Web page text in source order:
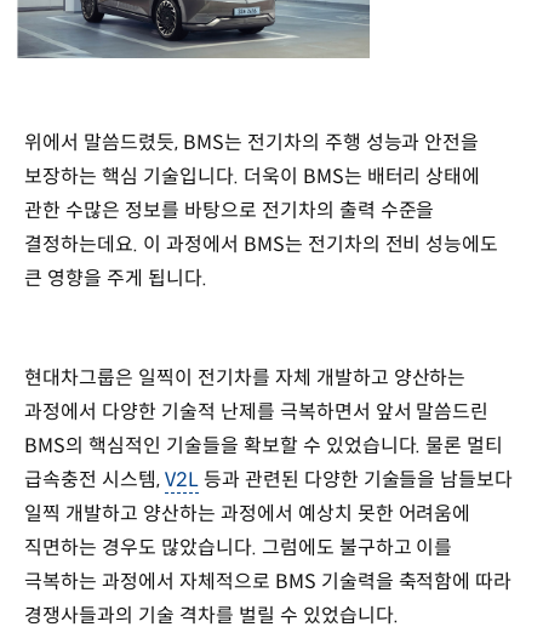
위에서 말씀드렸듯, BMS는 전기차의 주행 성능과 안전을
보장하는 핵심 기술입니다. 더욱이 BMS는 배터리 상태에
관한 수많은 정보를 바탕으로 전기차의 출력 수준을
결정하는데요. 이 과정에서 BMS는 전기차의 전비 성능에도
큰 영향을 주게 됩니다.
현대차그룹은 일찍이 전기차를 자체 개발하고 양산하는
과정에서 다양한 기술적 난제를 극복하면서 앞서 말씀드린
BMS의 핵심적인 기술들을 확보할 수 있었습니다. 물론 멀티
급속충전 시스템,V2L등과 관련된 다양한 기술들을 남들보다
일찍 개발하고 양산하는 과정에서 예상치 못한 어려움에
직면하는 경우도 많았습니다. 그럼에도 불구하고 이를
극복하는 과정에서 자체적으로 BMS 기술력을 축적함에 따라
경쟁사들과의 기술 격차를 벌릴 수 있었습니다.